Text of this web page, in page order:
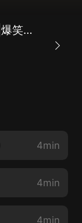
【偶滴神】偽娘修仙傳|爆笑腦洞玄幻|賤仙在此
4min
4min
4min